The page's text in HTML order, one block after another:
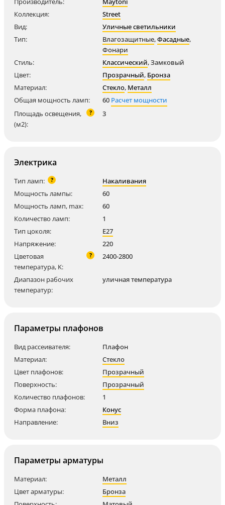
Коллекция:
Street
Вид:
Уличные светильники
Тип:
Влагозащитные,Фасадные,
Фонари
Стиль:
Классический,Замковый
Цвет:
Прозрачный, Бронза
Материал:
Стекло, Металл
Общая мощность ламп:
60 Расчет мощности
Площадь освещения,
(м2):
? 3
Электрика
Тип ламп: ?
Накаливания
Мощность лампы:
60
Мощность ламп, max:
60
Количество ламп:
1
Тип цоколя:
E27
Напряжение:
220
Цветовая
температура, K:
? 2400-2800
Диапазон рабочих
температур:
уличная температура
Параметры плафонов
Вид рассеивателя:
Плафон
Материал:
Стекло
Цвет плафонов:
Прозрачный
Поверхность:
Прозрачный
Количество плафонов:
1
Форма плафона:
Конус
Направление:
Вниз
Параметры арматуры
Материал:
Металл
Цвет арматуры:
Бронза